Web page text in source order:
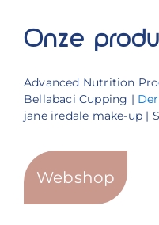
Onze
Advanced Nutrition
Bellabaci Cupping |
jane iredale make-up |
Webshop